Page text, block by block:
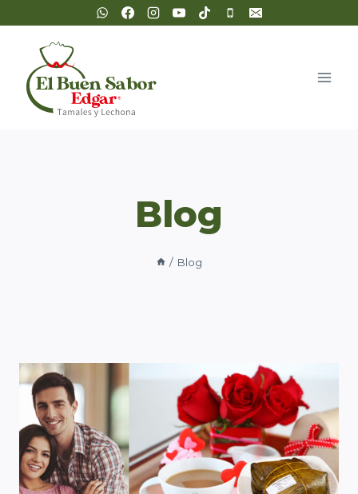
al
contenido
Blog
/ Blog